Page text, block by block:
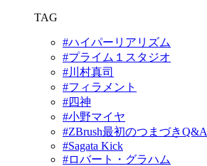
TAG
#ハイパーリアリズム
#プライム１スタジオ
#川村真司
#フィラメント
#四神
#小野マイヤ
#ZBrush最初のつまづきQ&A
#Sagata Kick
#ロバート・グラハム